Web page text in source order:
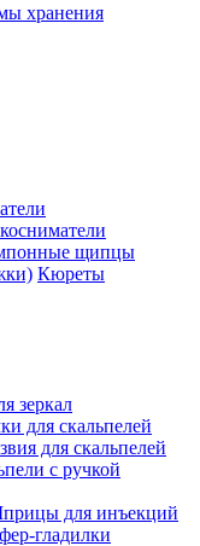
хранения
щипцы
Кюреты
зеркал
для скальпелей
для скальпелей
с ручкой
для инъекций
гладилки